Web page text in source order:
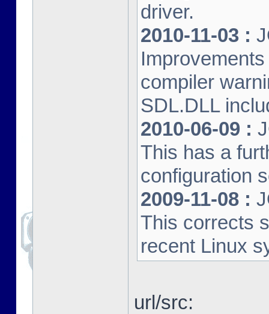
driver.
2010-11-03 :
compiler
SDL.DLL
2010-06-09 :
This has a
configuration
2009-11-08 :
This corrects
recent Linux
url/src: